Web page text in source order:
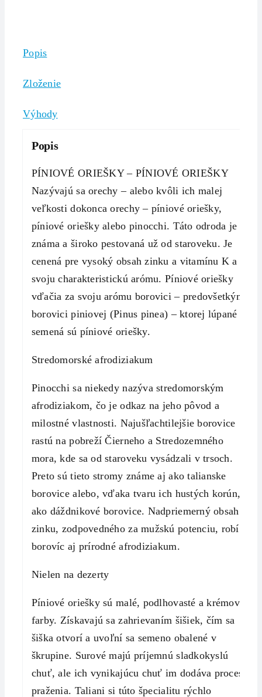
Popis
Zloženie
Výhody
Popis
PÍNIOVÉ ORIEŠKY – PÍNIOVÉ ORIEŠKY
Nazývajú sa orechy – alebo kvôli ich malej
veľkosti dokonca orechy – píniové oriešky,
píniové oriešky alebo pinocchi. Táto odroda je
známa a široko pestovaná už od staroveku. Je
cenená pre vysoký obsah zinku a vitamínu K a
svoju charakteristickú arómu. Píniové oriešky
vďačia za svoju arómu borovici – predovšetkým
borovici piniovej (Pinus pinea) – ktorej lúpané
semená sú píniové oriešky.
Stredomorské afrodiziakum
Pinocchi sa niekedy nazýva stredomorským
afrodiziakom, čo je odkaz na jeho pôvod a
milostné vlastnosti. Najušľachtilejšie borovice
rastú na pobreží Čierneho a Stredozemného
mora, kde sa od staroveku vysádzali v trsoch.
Preto sú tieto stromy známe aj ako talianske
borovice alebo, vďaka tvaru ich hustých korún,
ako dáždnikové borovice. Nadpriemerný obsah
zinku, zodpovedného za mužskú potenciu, robí z
borovíc aj prírodné afrodiziakum.
Nielen na dezerty
Píniové oriešky sú malé, podlhovasté a krémovej
farby. Získavajú sa zahrievaním šišiek, čím sa
šiška otvorí a uvoľní sa semeno obalené v
škrupine. Surové majú príjemnú sladkokyslú
chuť, ale ich vynikajúcu chuť im dodáva proces
praženia. Taliani si túto špecialitu rýchlo